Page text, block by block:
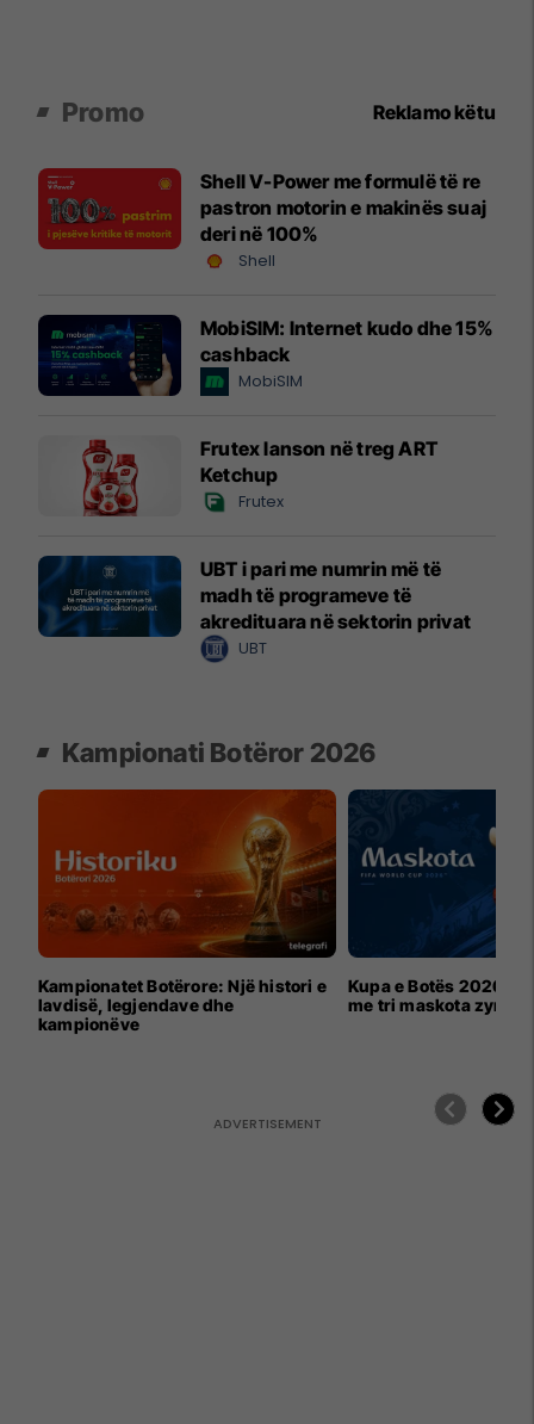
Promo Reklamo këtu
Shell V-Power me formulë të re
pastron motorin e makinës suaj
deri në 100%
Shell
MobiSIM: Internet kudo dhe 15%
cashback
MobiSIM
Frutex lanson në treg ART
Ketchup
Frutex
UBT i pari me numrin më të
madh të programeve të
akredituara në sektorin privat
UBT
Kampionati Botëror 2026
Kampionatet Botërore: Një histori e
lavdisë, legjendave dhe
kampionëve
Kupa e Botës 2026
me tri maskota zyrtare